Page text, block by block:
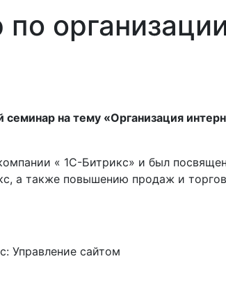
на тему «Организация
« 1С-Битрикс» и был
а также повышению продаж и
Управление сайтом